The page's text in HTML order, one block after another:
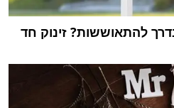
להתאוששות? זינוק חד